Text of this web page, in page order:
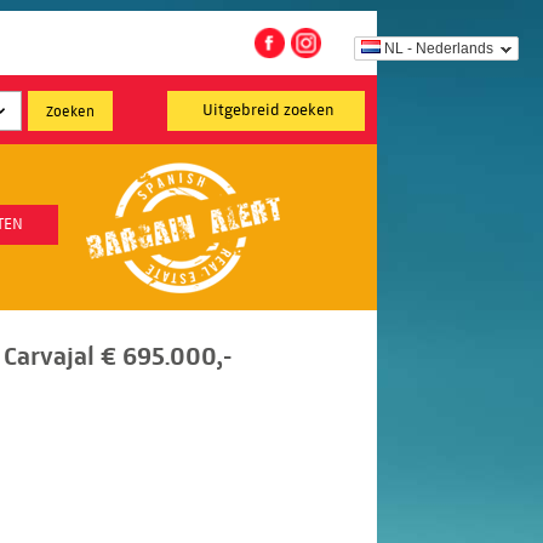
NL - Nederlands
Uitgebreid zoeken
€ 695.000,-